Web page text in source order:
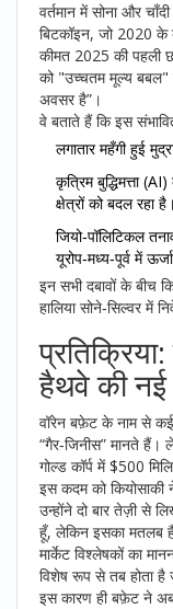
वर्तमान में सोना और
बिटकॉइन, जो 2020 के
कीमत 2025 की पहली
को "उच्चतम मूल्य बबल"
अवसर है”।
वे बताते हैं कि इस
लगातार महँगी हुई
कृत्रिम बुद्धिमत्ता
क्षेत्रों को बदल रहा है।
जियो‑पॉलिटिकल
यूरोप‑मध्य‑पूर्व में
इन सभी दबावों के बीच
हालिया सोने‑सिल्वर में
हैथवे की नई
वॉरेन बफ़ेट के नाम से कई
“गैर‑जिनीस” मानते
गोल्ड कॉर्प में $500
इस कदम को
उन्होंने दो बार तेज़ी से
हूँ, लेकिन इसका मतलब है
मार्केट विश्लेषकों का
विशेष रूप से तब होता है
इस कारण ही बफ़ेट ने अब